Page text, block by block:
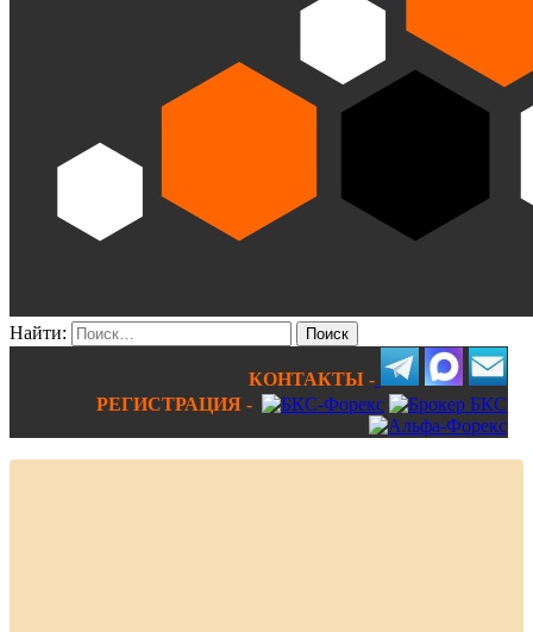
Найти:
КОНТАКТЫ -
РЕГИСТРАЦИЯ -